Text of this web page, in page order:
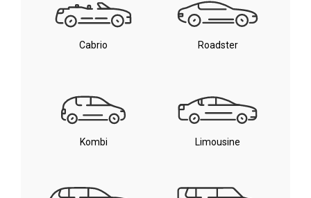
Cabrio Roadster
Kombi Limousine